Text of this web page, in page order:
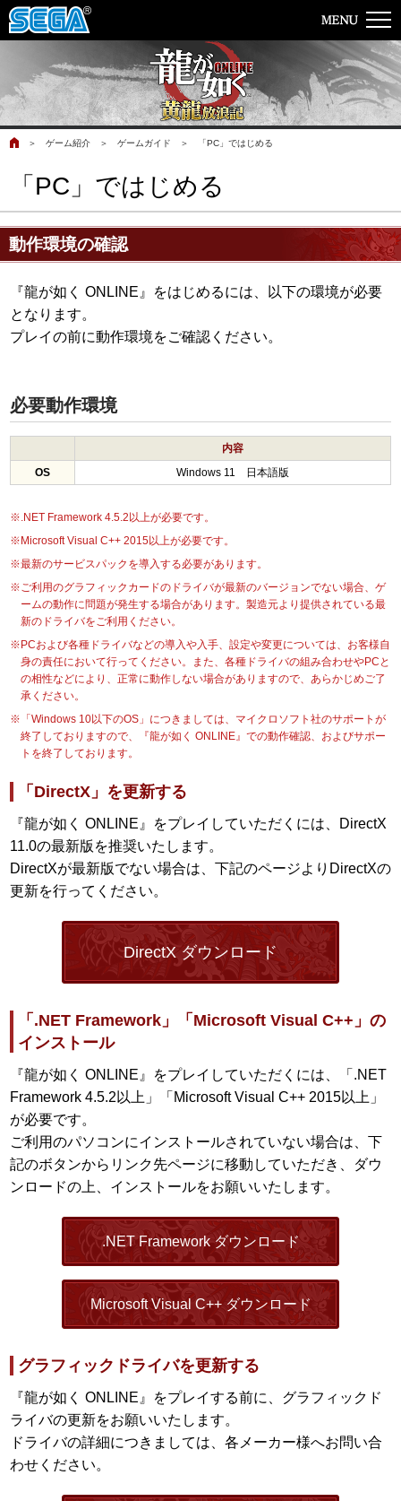
＞ ゲーム紹介 ＞ ゲームガイド ＞ 「PC」ではじめる
「PC」ではじめる
動作環境の確認
『龍が如く ONLINE』をはじめるには、以下の環境が必要
となります。
プレイの前に動作環境をご確認ください。
必要動作環境
内容
OS
Windows 11 日本語版
※.NET Framework 4.5.2以上が必要です。
※Microsoft Visual C++ 2015以上が必要です。
※最新のサービスパックを導入する必要があります。
※ご利用のグラフィックカードのドライバが最新のバージョンでない場合、ゲ
ームの動作に問題が発生する場合があります。製造元より提供されている最
新のドライバをご利用ください。
※PCおよび各種ドライバなどの導入や入手、設定や変更については、お客様自
身の責任において行ってください。また、各種ドライバの組み合わせやPCと
の相性などにより、正常に動作しない場合がありますので、あらかじめご了
承ください。
※「Windows 10以下のOS」につきましては、マイクロソフト社のサポートが
終了しておりますので、『龍が如く ONLINE』での動作確認、およびサポー
トを終了しております。
「DirectX」を更新する
『龍が如く ONLINE』をプレイしていただくには、DirectX
11.0の最新版を推奨いたします。
DirectXが最新版でない場合は、下記のページよりDirectXの
更新を行ってください。
DirectX ダウンロード
「.NET Framework」「Microsoft Visual C++」の
インストール
『龍が如く ONLINE』をプレイしていただくには、「.NET
Framework 4.5.2以上」「Microsoft Visual C++ 2015以上」
が必要です。
ご利用のパソコンにインストールされていない場合は、下
記のボタンからリンク先ページに移動していただき、ダウ
ンロードの上、インストールをお願いいたします。
.NET Framework ダウンロード
Microsoft Visual C++ ダウンロード
グラフィックドライバを更新する
『龍が如く ONLINE』をプレイする前に、グラフィックド
ライバの更新をお願いいたします。
ドライバの詳細につきましては、各メーカー様へお問い合
わせください。